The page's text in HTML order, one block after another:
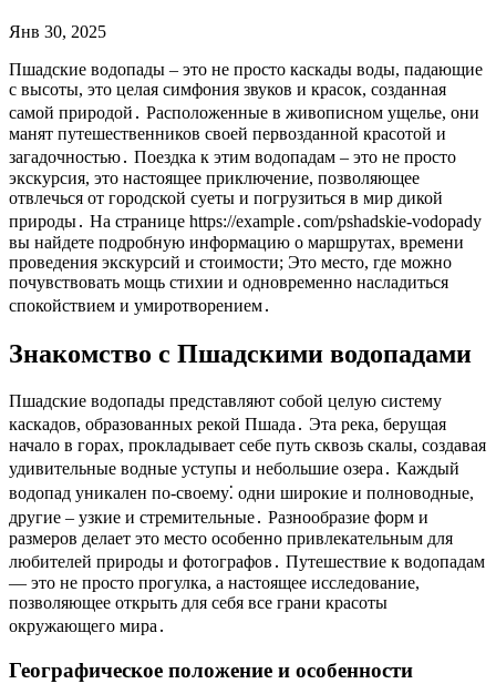
Янв 30, 2025
Пшадские водопады – это не просто каскады воды, падающие
с высоты, это целая симфония звуков и красок, созданная
самой природой․ Расположенные в живописном ущелье, они
манят путешественников своей первозданной красотой и
загадочностью․ Поездка к этим водопадам – это не просто
экскурсия, это настоящее приключение, позволяющее
отвлечься от городской суеты и погрузиться в мир дикой
природы․ На странице https://example․com/pshadskie-vodopady
вы найдете подробную информацию о маршрутах, времени
проведения экскурсий и стоимости; Это место, где можно
почувствовать мощь стихии и одновременно насладиться
спокойствием и умиротворением․
Знакомство с Пшадскими водопадами
Пшадские водопады представляют собой целую систему
каскадов, образованных рекой Пшада․ Эта река, берущая
начало в горах, прокладывает себе путь сквозь скалы, создавая
удивительные водные уступы и небольшие озера․ Каждый
водопад уникален по-своему⁚ одни широкие и полноводные,
другие – узкие и стремительные․ Разнообразие форм и
размеров делает это место особенно привлекательным для
любителей природы и фотографов․ Путешествие к водопадам
— это не просто прогулка, а настоящее исследование,
позволяющее открыть для себя все грани красоты
окружающего мира․
Географическое положение и особенности